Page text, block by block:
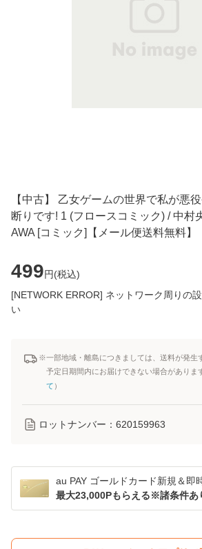
【中古】 乙女ゲームの世界で私が悪
断りです! 1 (フロースコミック) / 中村
AWA [コミック]【メール便送料無料】
499円(税込)
[NETWORK ERROR] ネットワーク周りの
い
※一部地域・離島につきましては、送料が発生
予定日期間内にお届けできない場合がありま
て ）
ロットナンバー： 620159963
au PAY ゴールドカード新規＆即
最大23,000Pもらえる※諸条件あ